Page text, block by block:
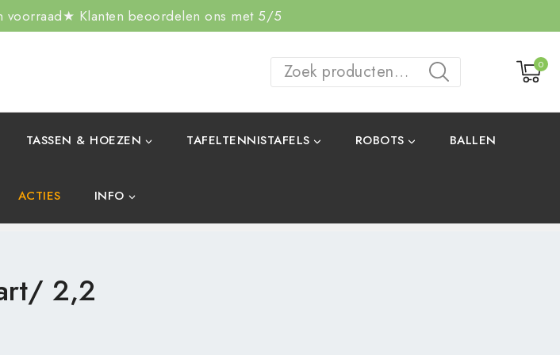
★ Klanten beoordelen ons met 5/5
ZOEKEN
0
TASSEN & HOEZEN TAFELTENNISTAFELS ROBOTS BALLEN
ACTIES INFO
2,2